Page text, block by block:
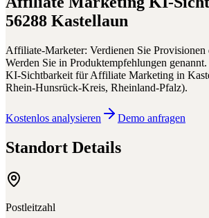
56288 Kastellaun
Affiliate-Marketer: Verdienen Sie
Werden Sie in Produktempfehlungen genannt.
KI-Sichtbarkeit fürAffiliate Marketing in
Rhein-Hunsrück-Kreis, Rheinland-Pfalz).
Kostenlos analysieren Demo anfragen
Standort Details
Postleitzahl